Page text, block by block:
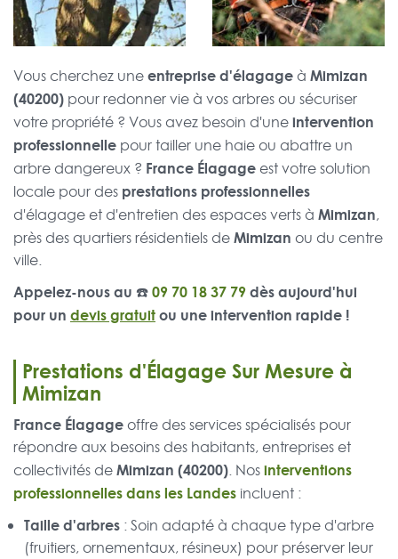
Vous cherchez uneentreprise d'élagageà Mimizan
(40200) pour redonner vie à vos arbres ou sécuriser
votre propriété ? Vous avez besoin d'uneintervention
professionnelle pour tailler une haie ou abattre un
arbre dangereux ? France Élagage est votre solution
locale pour des prestations professionnelles
d'élagage et d'entretien des espaces verts à Mimizan,
près des quartiers résidentiels deMimizan ou du centre
ville.
Appelez-nous au ☎️09 70 18 37 79dès aujourd'hui
pour un devis gratuitou une intervention rapide !
Prestations d'Élagage Sur Mesure à
Mimizan
France Élagageoffre des services spécialisés pour
répondre aux besoins des habitants, entreprises et
collectivités deMimizan (40200). Nosinterventions
professionnelles dans les Landesincluent :
Taille d'arbres : Soin adapté à chaque type d'arbre
(fruitiers, ornementaux, résineux) pour préserver leur